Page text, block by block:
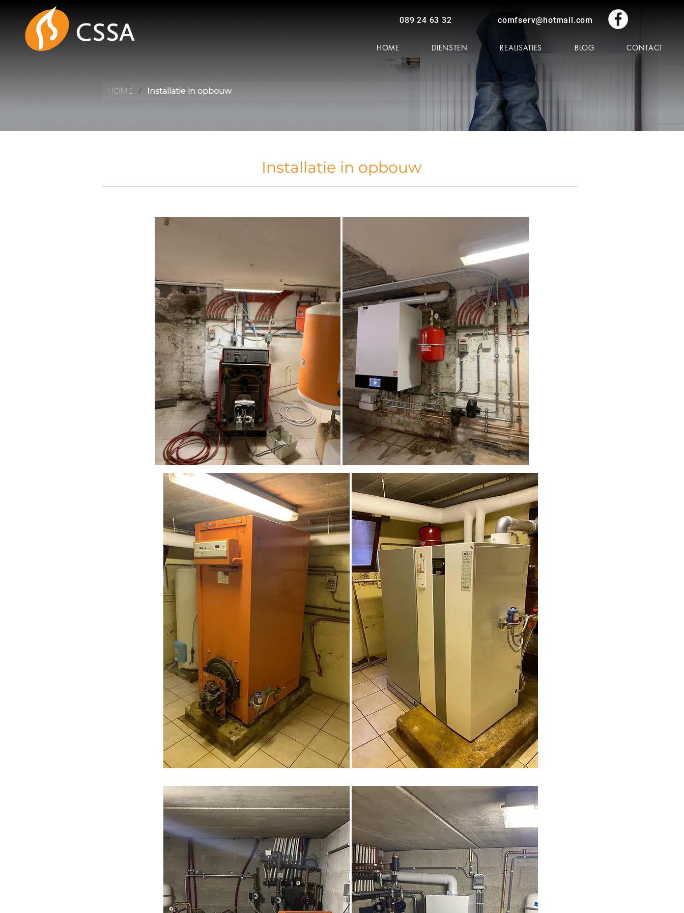
089 24 63 32 comfserv@hotmail.com
HOME DIENSTEN REALISATIES BLOG CONTACT
Installatie in opbouw
HOME / Installatie in opbouw